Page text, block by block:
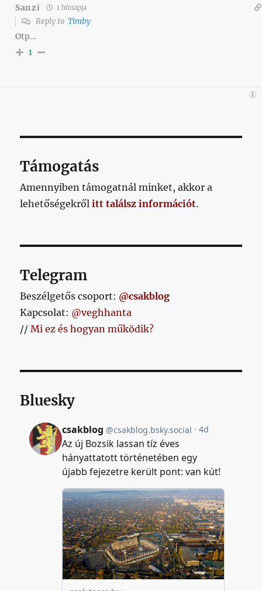
Sanzi 1 hónapja
Reply to Timby
Otp…
1
Támogatás
Amennyiben támogatnál minket, akkor a
lehetőségekrőlitt találsz információt.
Telegram
Beszélgetős csoport: @csakblog
Kapcsolat: @veghhanta
//Mi ez és hogyan működik?
Bluesky